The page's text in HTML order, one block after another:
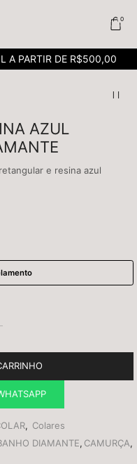
0
A PARTIR DE R$500,00
AZUL
e resina azul
, Colares
DIAMANTE, CAMURÇA,